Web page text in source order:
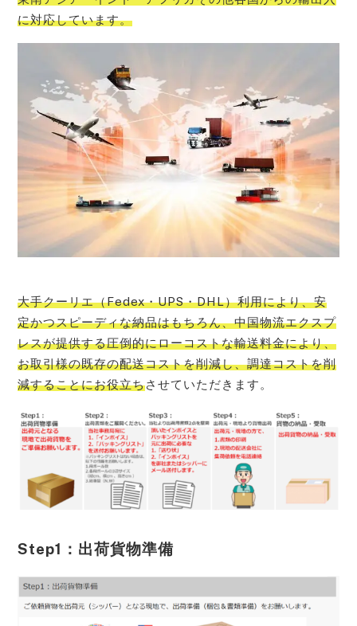
に対応しています。
大手クーリエ（Fedex・UPS・DHL）利用により、安
定かつスピーディな納品はもちろん、中国物流エクスプ
レスが提供する圧倒的にローコストな輸送料金により、
お取引様の既存の配送コストを削減し、調達コストを削
減することにお役立ちさせていただきます。
Step1：出荷貨物準備